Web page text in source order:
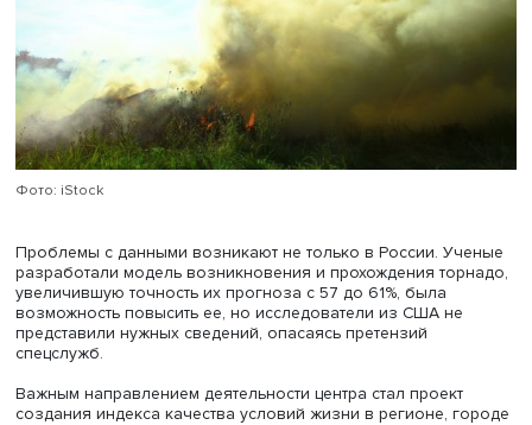
Личные впечатления способствовали и активизации
разработок моделей по предотвращению лесных
Фуад Алескеров напомнил о событиях 2010 года: гости
конференции, проводившейся в центре Москвы,
задымленную Красную площадь и посеревшие
архитектуры. Ученые центра начали заниматься
прогнозированием лесных пожаров, изучением
эффективности мер по их предотвращению. По этой
в регионе. Ученый посетовал, что в открытом доступе
достаточных данных, позволяющих построить более
выверенный прогноз и модель реагирования, а сами
исследования ученых пока не заинтересовали МЧС.